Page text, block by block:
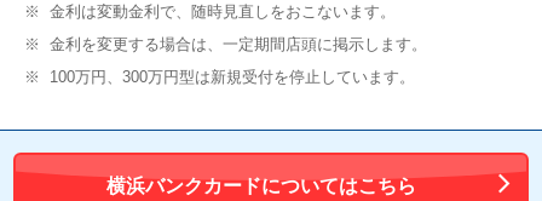
※
金利は変動金利で、随時見直しをおこないます。
※
金利を変更する場合は、一定期間店頭に掲示します。
※
100万円、300万円型は新規受付を停止しています。
横浜バンクカードについてはこちら